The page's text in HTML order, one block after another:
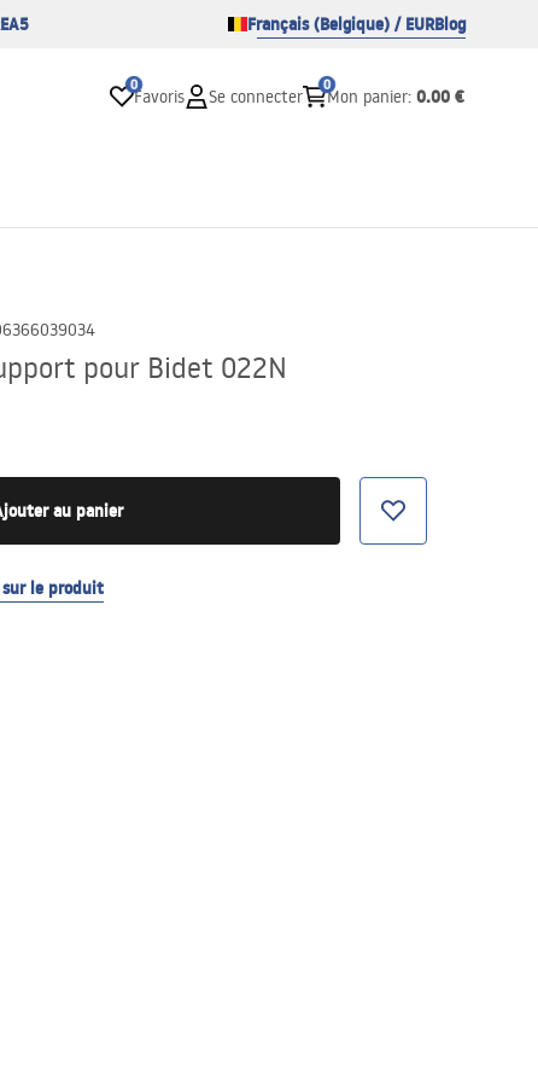
Français (Belgique) / EURBlog
0
Favoris Se connecter
0
Mon panier: 0.00 €
pour Bidet 022N
au panier
le produit